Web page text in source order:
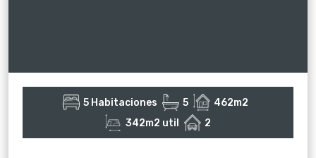
5 Habitaciones 5
462m2
342m2 util
2